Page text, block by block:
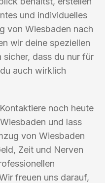
und individuelles
von Wiesbaden nach
wir deine speziellen
dass du nur für
auch wirklich
noch heute
und lass
von Wiesbaden
Zeit und Nerven
freuen uns darauf,